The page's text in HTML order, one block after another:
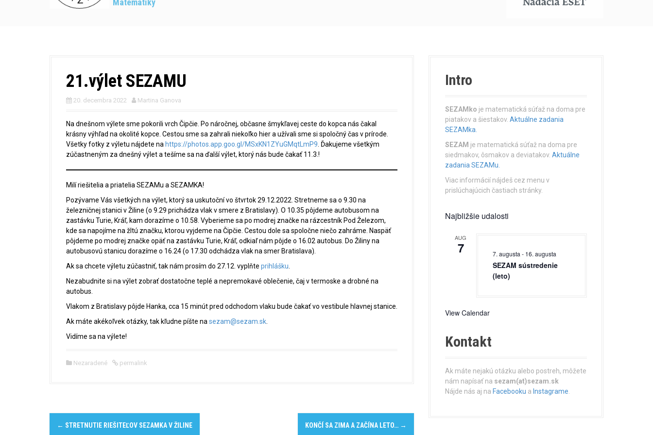
Matematiky
21.výlet SEZAMU
20. decembra 2022 Martina Ganova
Na dnešnom výlete sme pokorili vrch Čipčie. Po náročnej, občasne šmykľavej ceste do kopca nás čakal
krásny výhľad na okolité kopce. Cestou sme sa zahrali niekoľko hier a užívali sme si spoločný čas v prírode.
Všetky fotky z výletu nájdete na https://photos.app.goo.gl/MSxKN1ZYuGMqtLmP9 . Ďakujeme všetkým
zúčastneným za dnešný výlet a tešíme sa na ďalší výlet, ktorý nás bude čakať 11.3.!
Milí riešitelia a priatelia SEZAMu a SEZAMKA!
Pozývame Vás všetkých na výlet, ktorý sa uskutoční vo štvrtok 29.12.2022. Stretneme sa o 9.30 na
železničnej stanici v Žiline (o 9.29 prichádza vlak v smere z Bratislavy). O 10.35 pôjdeme autobusom na
zastávku Turie, Kráľ, kam dorazíme o 10.58. Vyberieme sa po modrej značke na rázcestník Pod Železom,
kde sa napojíme na žltú značku, ktorou vyjdeme na Čipčie. Cestou dole sa spoločne niečo zahráme. Naspäť
pôjdeme po modrej značke opäť na zastávku Turie, Kráľ, odkiaľ nám pôjde o 16.02 autobus. Do Žiliny na
autobusovú stanicu dorazíme o 16.24 (o 17.30 odchádza vlak na smer Bratislava).
Ak sa chcete výletu zúčastniť, tak nám prosím do 27.12. vyplňte prihlášku
Nezabudnite si na výlet zobrať dostatočne teplé a nepremokavé oblečenie, čaj v termoske a drobné na
autobus.
Vlakom z Bratislavy pôjde Hanka, cca 15 minút pred odchodom vlaku bude čakať vo vestibule hlavnej stanice.
Ak máte akékoľvek otázky, tak kľudne píšte na sezam@sezam.sk
Vidíme sa na výlete!
Nezaradené permalink
P← STRETNUTIE RIEŠITEĽOV SEZAMKA V ŽILINE KONČÍ SA ZIMA A ZAČÍNA LETO… →
Intro
SEZAMko je matematická súťaž na doma pre
piatakov a šiestakov. Aktuálne zadania
SEZAMka.
SEZAM je matematická súťaž na doma pre
siedmakov, ôsmakov a deviatakov. Aktuálne
zadania SEZAMu.
Viac informácií nájdeš cez menu v
prislúchajúcich častiach stránky.
Najbližšie udalosti
AUG
7 7. augusta - 16. augusta
SEZAM sústredenie
(leto)
View Calendar
Kontakt
Ak máte nejakú otázku alebo postreh, môžete
nám napísať na sezam(at)sezam.sk
Nájde nás aj na Facebooku a Instagrame